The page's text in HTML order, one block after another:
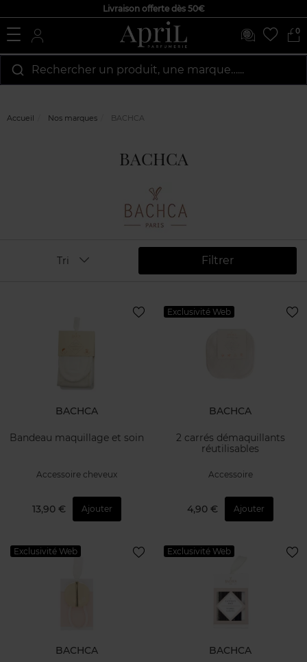
Livraison offerte dès 50€
0
Rechercher un produit, une marque…...
Accueil Nos marques BACHCA
BACHCA
Filtrer
Tri
BACHCA
Bandeau maquillage et soin
Accessoire cheveux
13,90 € Ajouter
Exclusivité Web
BACHCA
2 carrés démaquillants
réutilisables
Accessoire
4,90 € Ajouter
Exclusivité Web
BACHCA
Exclusivité Web
BACHCA